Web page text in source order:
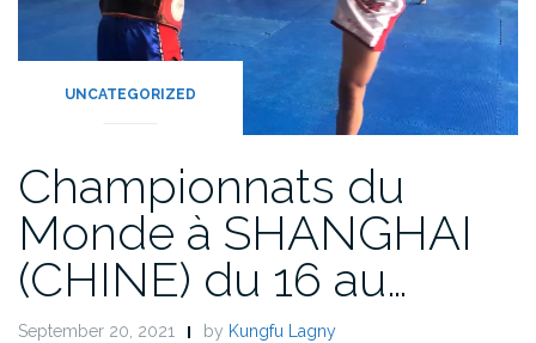
UNCATEGORIZED
Championnats du
Monde à SHANGHAI
(CHINE) du 16 au…
September 20, 2021 by Kungfu Lagny